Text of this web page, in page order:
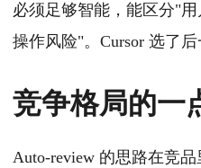
必须足够智能，能区分"
操作风险"。Cursor 选了后
竞争格局的一
Auto-review 的思路在竞